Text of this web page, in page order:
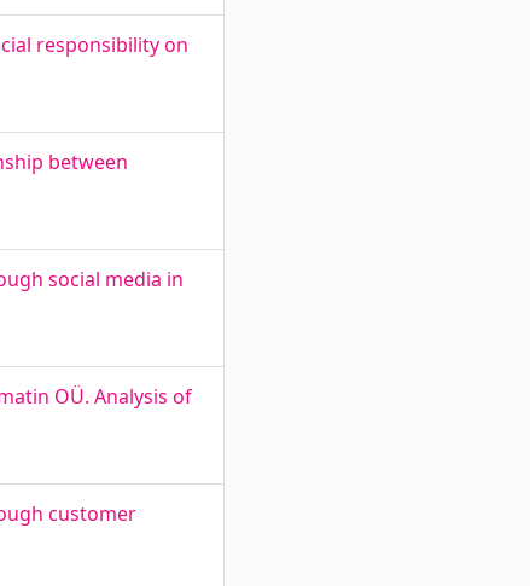
responsibility on
between
social media in
OÜ. Analysis of
customer